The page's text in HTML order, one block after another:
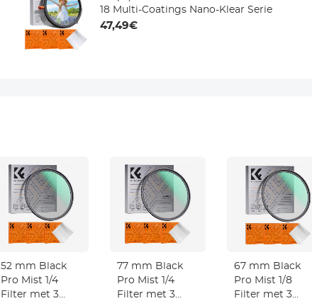
18 Multi-Coatings Nano-Klear Serie
47,49€
52 mm Black
Pro Mist 1/4
Filter met 3
77 mm Black
Pro Mist 1/4
Filter met 3
67 mm Black
Pro Mist 1/8
Filter met 3